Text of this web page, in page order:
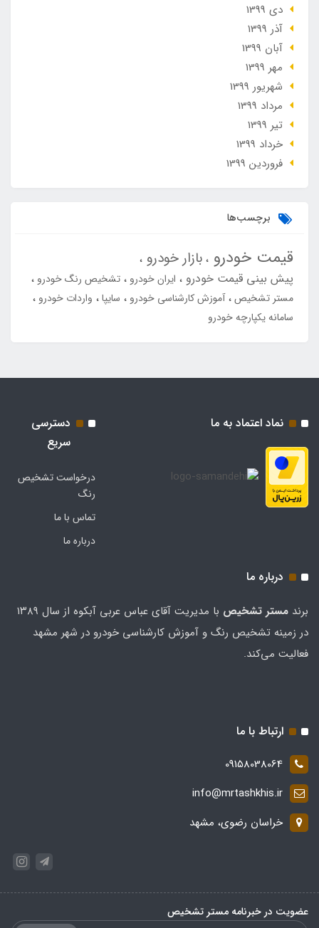
دی 1399
آذر 1399
آبان 1399
مهر 1399
شهریور 1399
مرداد 1399
تير 1399
خرداد 1399
فروردین 1399
برچسب‌ها
قیمت خودرو بازار خودرو
پیش بینی قیمت خودرو ایران خودرو
تشخیص رنگ خودرو
مستر تشخیص آموزش کارشناسی خودرو سایپا
واردات خودرو
سامانه یکپارچه خودرو
نماد اعتماد به ما
دسترسی
سریع
درخواست تشخیص
رنگ
تماس با ما
درباره ما
درباره ما
برند مستر تشخيص
با مدیریت آقای عباس عربی آبکوه از سال ۱۳۸۹
در زمینه تشخیص رنگ و آموزش کارشناسی خودرو در شهر مشهد
فعالیت می‌کند.
ارتباط با ما
09158038064
info@mrtashkhis.ir
خراسان رضوی، مشهد
عضویت در خبرنامه مستر تشخیص